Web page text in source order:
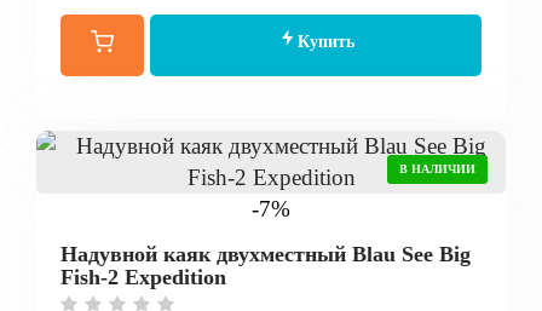
Купить
-7%
В НАЛИЧИИ
Надувной каяк двухместный Blau See Big
Fish-2 Expedition